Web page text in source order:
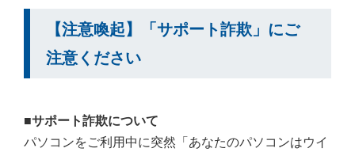
【注意喚起】「サポート詐欺」にご
注意ください
■サポート詐欺について
パソコンをご利用中に突然「あなたのパソコンはウイ